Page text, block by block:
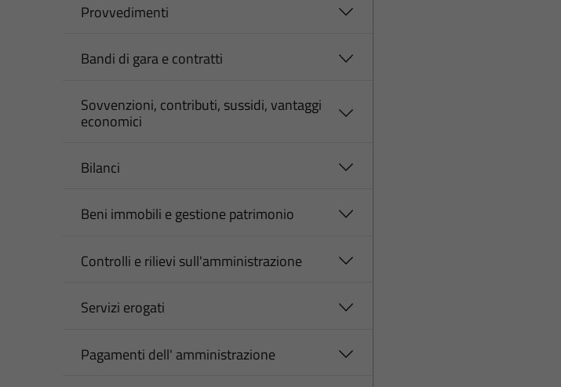
Provvedimenti
Bandi di gara e contratti
Sovvenzioni, contributi, sussidi, vantaggi
economici
Bilanci
Beni immobili e gestione patrimonio
Controlli e rilievi sull'amministrazione
Servizi erogati
Pagamenti dell' amministrazione